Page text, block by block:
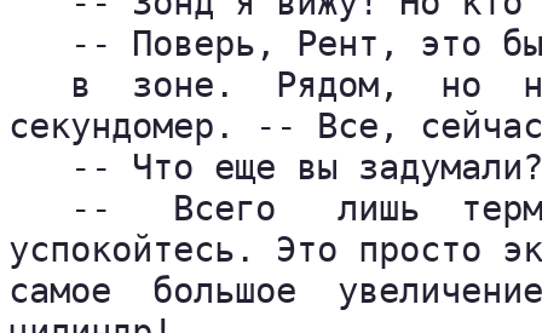
-- Поверь, Рент, это
в  зоне.  Рядом,  но
секундомер. -- Все,
-- Что еще вы
--   Всего   лишь
успокойтесь. Это просто
самое  большое